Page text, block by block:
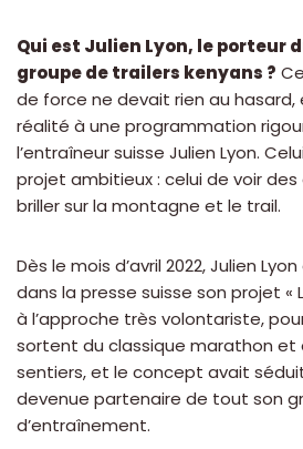
Qui est Julien Lyon, le porteur
groupe de trailers kenyans ?
de force ne devait rien au
réalité à une programmation
l’entraîneur suisse Julien Lyon.
projet ambitieux : celui de voir
briller sur la montagne et le trail.
Dès le mois d’avril 2022, Julien
dans la presse suisse son projet «
à l’approche très volontariste,
sortent du classique marathon et
sentiers, et le concept avait
devenue partenaire de tout son
d’entraînement.